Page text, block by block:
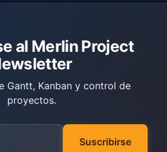
al Merlin Project
Gantt, Kanban y control de
proyectos.
Suscribirse